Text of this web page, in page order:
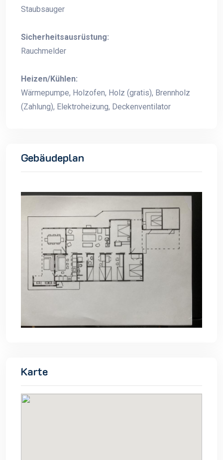
Staubsauger
Sicherheitsausrüstung:
Rauchmelder
Heizen/Kühlen:
Wärmepumpe, Holzofen, Holz (gratis), Brennholz
(Zahlung), Elektroheizung, Deckenventilator
Gebäudeplan
Karte